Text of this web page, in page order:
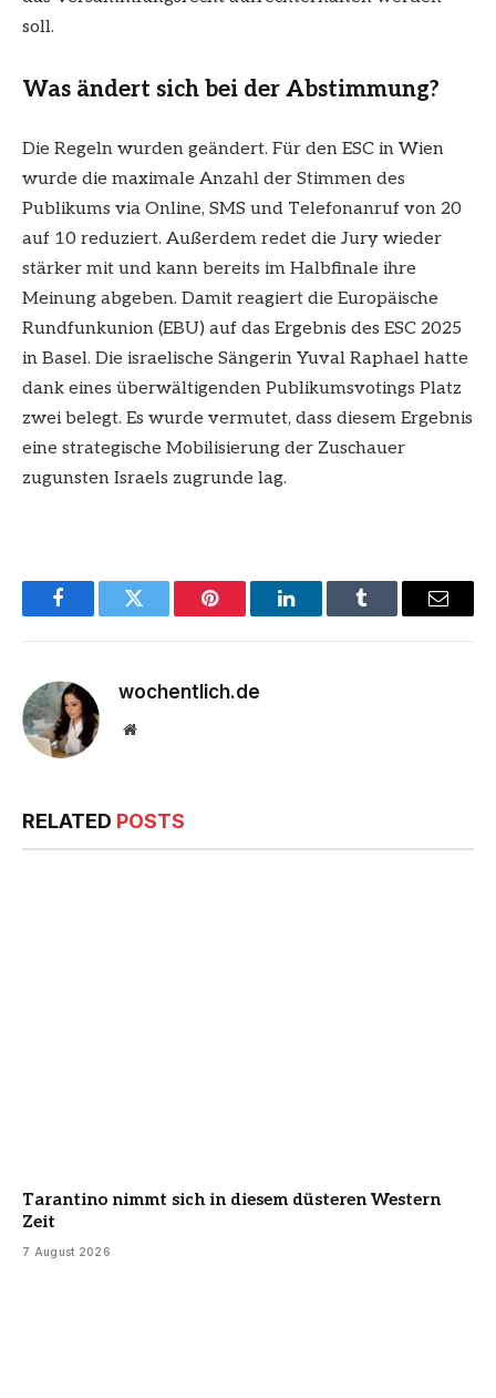
soll.
Was ändert sich bei der Abstimmung?
Die Regeln wurden geändert. Für den ESC in Wien
wurde die maximale Anzahl der Stimmen des
Publikums via Online, SMS und Telefonanruf von 20
auf 10 reduziert. Außerdem redet die Jury wieder
stärker mit und kann bereits im Halbfinale ihre
Meinung abgeben. Damit reagiert die Europäische
Rundfunkunion (EBU) auf das Ergebnis des ESC 2025
in Basel. Die israelische Sängerin Yuval Raphael hatte
dank eines überwältigenden Publikumsvotings Platz
zwei belegt. Es wurde vermutet, dass diesem Ergebnis
eine strategische Mobilisierung der Zuschauer
zugunsten Israels zugrunde lag.
FacebookTwitter Pinterest LinkedInTumblr Email
wochentlich.de
Website
RELATED POSTS
Tarantino nimmt sich in diesem düsteren Western
Zeit
7 August 2026